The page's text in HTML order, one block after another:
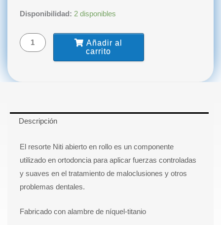
Disponibilidad: 2 disponibles
Resorte
Niti
Abierto
Añadir al
carrito
Descripción
El resorte Niti abierto en rollo es un componente
utilizado en ortodoncia para aplicar fuerzas controladas
y suaves en el tratamiento de maloclusiones y otros
problemas dentales.
Fabricado con alambre de níquel-titanio